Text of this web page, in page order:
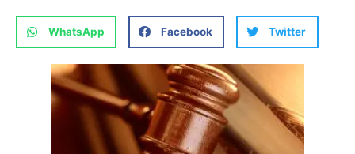
WhatsApp Facebook Twitter